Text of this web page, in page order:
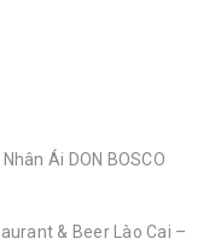
Ái DON BOSCO
& Beer Lào Cai –